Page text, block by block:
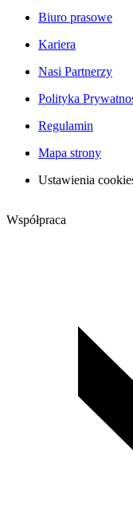
Biuro prasowe
Kariera
Nasi Partnerzy
Polityka
Regulamin
Mapa strony
Ustawienia
Współpraca